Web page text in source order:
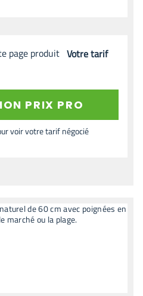
Votre tarif
PRIX PRO
voir votre tarif négocié